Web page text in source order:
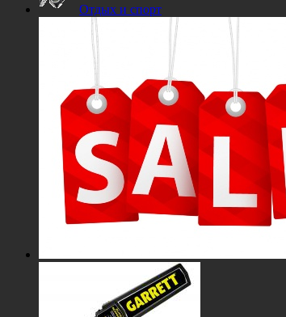
Отдых и спорт